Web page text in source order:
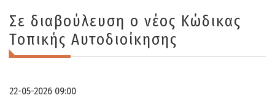
Σε διαβούλευση ο νέος Κώδικας
Τοπικής Αυτοδιοίκησης
22-05-2026 09:00